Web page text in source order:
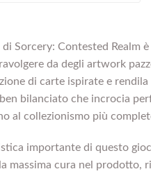
di Sorcery: Contested
da degli artwork
di carte ispirate e rendila
bilanciato che incrocia
al collezionismo più
importante di questo
massima cura nel prodotto,